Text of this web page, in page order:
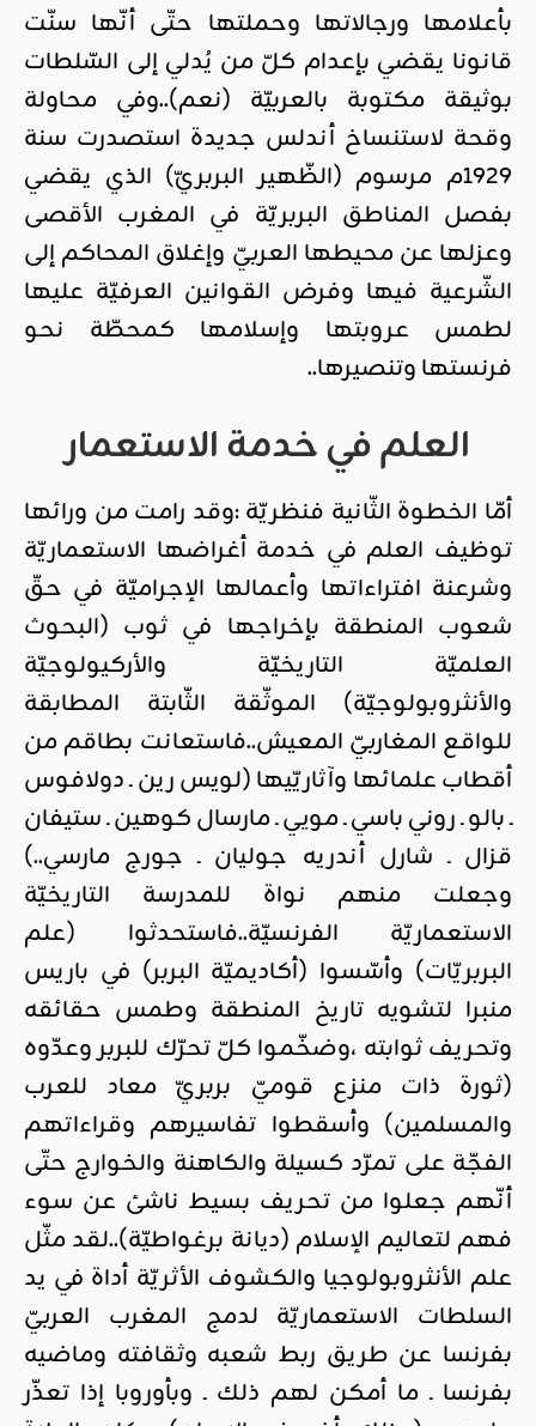
بأعلامها ورجالاتها وحملتها حتّى أنّها سنّت
قانونا يقضي بإعدام كلّ من يُدلي إلى السّلطات
بوثيقة مكتوبة بالعربيّة (نعم)..وفي محاولة
وقحة لاستنساخ أندلس جديدة استصدرت سنة
1929م مرسوم (الظّهير البربريّ) الذي يقضي
بفصل المناطق البربريّة في المغرب الأقصى
وعزلها عن محيطها العربيّ وإغلاق المحاكم إلى
الشّرعية فيها وفرض القوانين العرفيّة عليها
لطمس عروبتها وإسلامها كمحطّة نحو
فرنستها وتنصيرها..
العلم في خدمة الاستعمار
أمّا الخطوة الثّانية فنظريّة :وقد رامت من ورائها
توظيف العلم في خدمة أغراضها الاستعماريّة
وشرعنة افتراءاتها وأعمالها الإجراميّة في حقّ
شعوب المنطقة بإخراجها في ثوب (البحوث
العلميّة التاريخيّة والأركيولوجيّة
والأنثروبولوجيّة) الموثّقة الثّابتة المطابقة
للواقع المغاربيّ المعيش..فاستعانت بطاقم من
أقطاب علمائها وآثاريّيها (لويس رين ـ دولافوس
ـ بالو ـ روني باسي ـ مويي ـ مارسال كوهين ـ ستيفان
قزال ـ شارل أندريه جوليان ـ جورج مارسي..)
وجعلت منهم نواة للمدرسة التاريخيّة
الاستعماريّة الفرنسيّة..فاستحدثوا (علم
البربريّات) وأسّسوا (أكاديميّة البربر) في باريس
منبرا لتشويه تاريخ المنطقة وطمس حقائقه
وتحريف ثوابته ،وضخّموا كلّ تحرّك للبربر وعدّوه
(ثورة ذات منزع قوميّ بربريّ معاد للعرب
والمسلمين) وأسقطوا تفاسيرهم وقراءاتهم
الفجّة على تمرّد كسيلة والكاهنة والخوارج حتّى
أنّهم جعلوا من تحريف بسيط ناشئ عن سوء
فهم لتعاليم الإسلام (ديانة برغواطيّة)..لقد مثّل
علم الأنثروبولوجيا والكشوف الأثريّة أداة في يد
السلطات الاستعماريّة لدمج المغرب العربيّ
بفرنسا عن طريق ربط شعبه وثقافته وماضيه
بفرنسا ـ ما أمكن لهم ذلك ـ وبأوروبا إذا تعذّر